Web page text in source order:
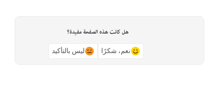
هل كانت هذه الصفحة مفيدة؟
نعم، شكرًا ليس بالتأكيد